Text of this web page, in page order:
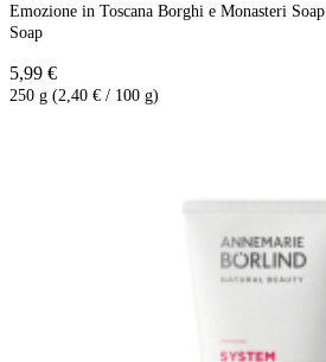
Emozione in Toscana Borghi e Monasteri Soap
Soap
5,99 €
250 g (2,40 € / 100 g)